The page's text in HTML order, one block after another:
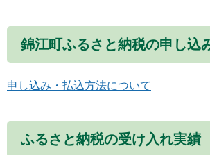
錦江町ふるさと納税の申し込
申し込み・払込方法について
ふるさと納税の受け入れ実績